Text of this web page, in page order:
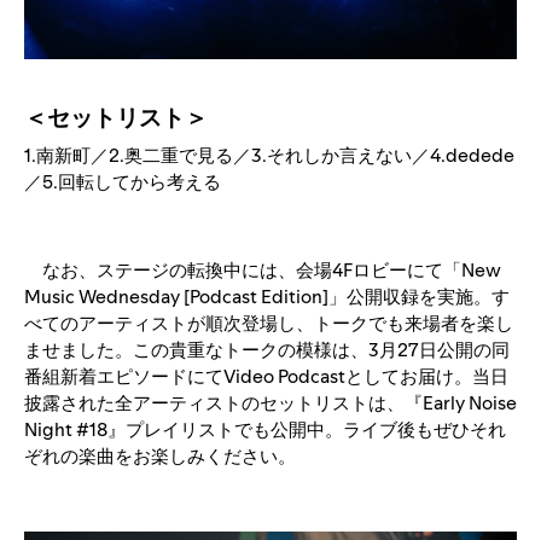
＜セットリスト＞
1.南新町／2.奥二重で見る／3.それしか言えない／4.dedede
／5.回転してから考える
なお、ステージの転換中には、会場4Fロビーにて「New
Music Wednesday [Podcast Edition]」公開収録を実施。す
べてのアーティストが順次登場し、トークでも来場者を楽し
ませました。この貴重なトークの模様は、3月27日公開の同
番組新着エピソードにてVideo Podcastとしてお届け。当日
披露された全アーティストのセットリストは、『Early Noise
Night #18』プレイリストでも公開中。ライブ後もぜひそれ
ぞれの楽曲をお楽しみください。